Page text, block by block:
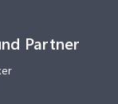
Partner